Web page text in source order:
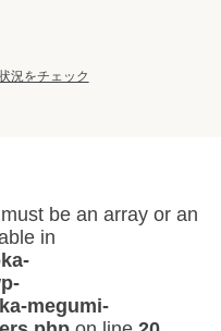
況をチェック
be an array or an
in
megumi-